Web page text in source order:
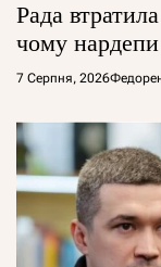
Рада
чому
7 Серпня, 2026